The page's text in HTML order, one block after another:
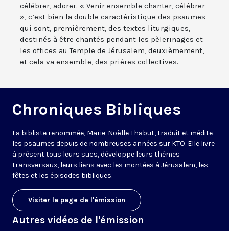
célébrer, adorer. « Venir ensemble chanter, célébrer
», c’est bien la double caractéristique des psaumes
qui sont, premièrement, des textes liturgiques,
destinés à être chantés pendant les pèlerinages et
les offices au Temple de Jérusalem, deuxièmement,
et cela va ensemble, des prières collectives.
Chroniques Bibliques
La bibliste renommée, Marie-Noëlle Thabut, traduit et médite
les psaumes depuis de nombreuses années sur KTO. Elle livre
à présent tous leurs sucs, développe leurs thèmes
transversaux, leurs liens avec les montées à Jérusalem, les
fêtes et les épisodes bibliques.
Visiter la page de l'émission
Autres vidéos de l'émission